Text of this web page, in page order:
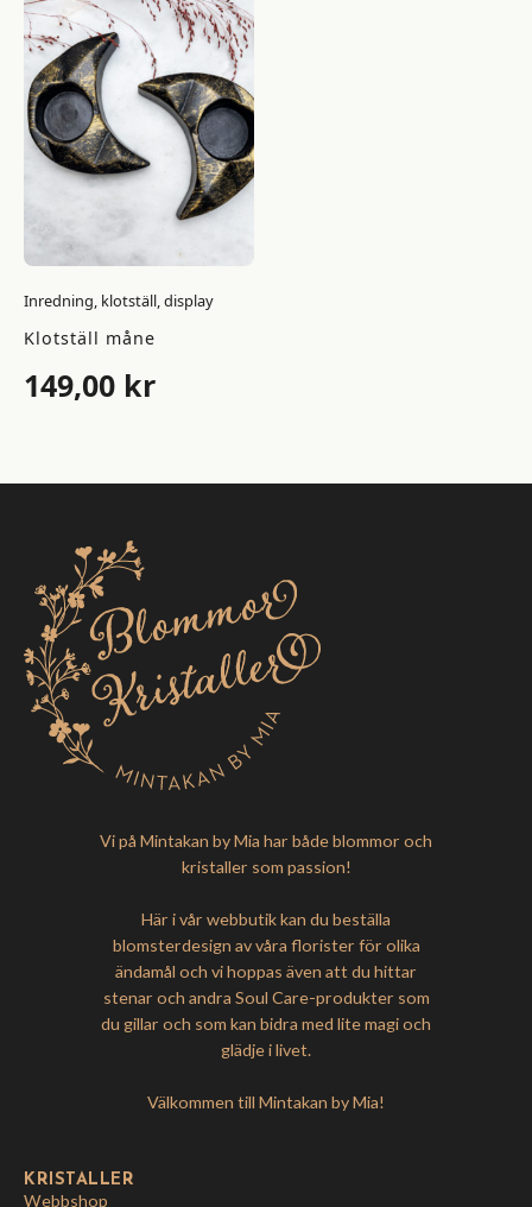
Inredning, klotställ, display
Klotställ måne
149,00 kr
Vi på Mintakan by Mia har både blommor och
kristaller som passion!
Här i vår webbutik kan du beställa
blomsterdesign av våra florister för olika
ändamål och vi hoppas även att du hittar
stenar och andra Soul Care-produkter som
du gillar och som kan bidra med lite magi och
glädje i livet.
Välkommen till Mintakan by Mia!
KRISTALLER
Webbshop